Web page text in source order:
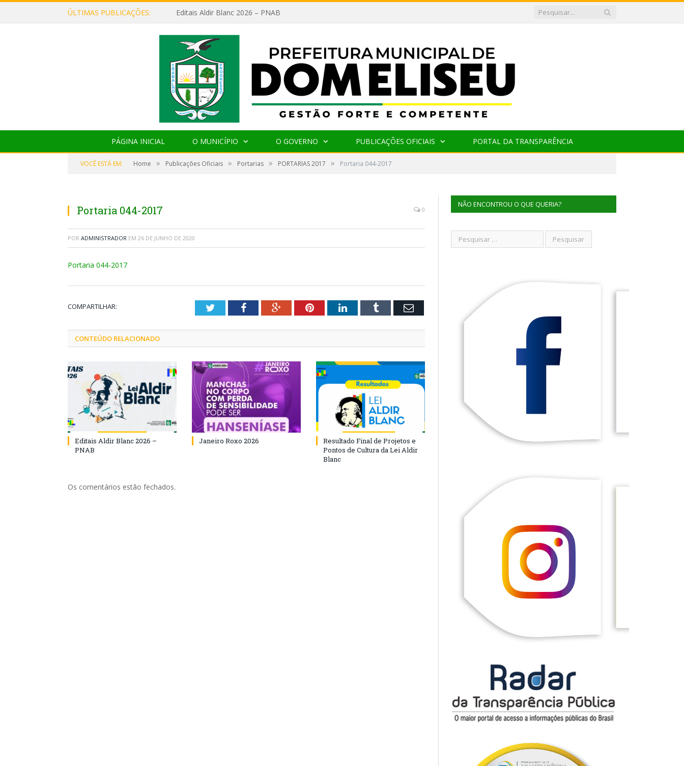
ÚLTIMAS PUBLICAÇÕES: Editais Aldir Blanc 2026 – PNAB
PÁGINA INICIAL O MUNICÍPIO O GOVERNO PUBLICAÇÕES OFICIAIS PORTAL DA TRANSPARÊNCIA
VOCÊ ESTÁ EM: Home » Publicações Oficiais » Portarias » PORTARIAS 2017 » Portaria 044-2017
Portaria 044-2017 0
POR ADMINISTRADOR EM 26 DE JUNHO DE 2020
Portaria 044-2017
COMPARTILHAR: TwitterFacebookGoogle+PinterestLinkedInTumblr Email
CONTEÚDO RELACIONADO
Editais Aldir Blanc 2026 –
PNAB
Janeiro Roxo 2026
Resultado Final de Projetos e
Pontos de Cultura da Lei Aldir
Blanc
Os comentários estão fechados.
NÃO ENCONTROU O QUE QUERIA?